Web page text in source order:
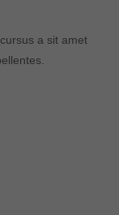
a sit amet